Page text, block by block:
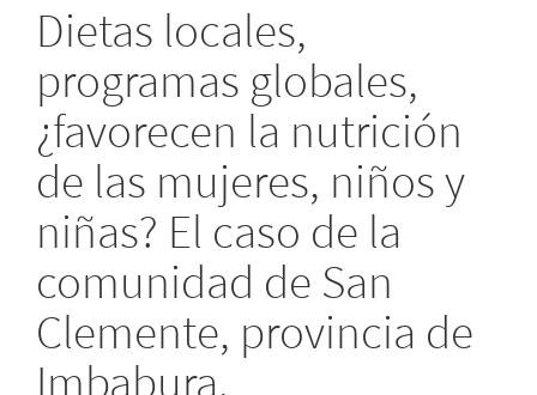
Dietas locales,
programas globales,
¿favorecen la nutrición
de las mujeres, niños y
niñas? El caso de la
comunidad de San
Clemente, provincia de
Imbabura.